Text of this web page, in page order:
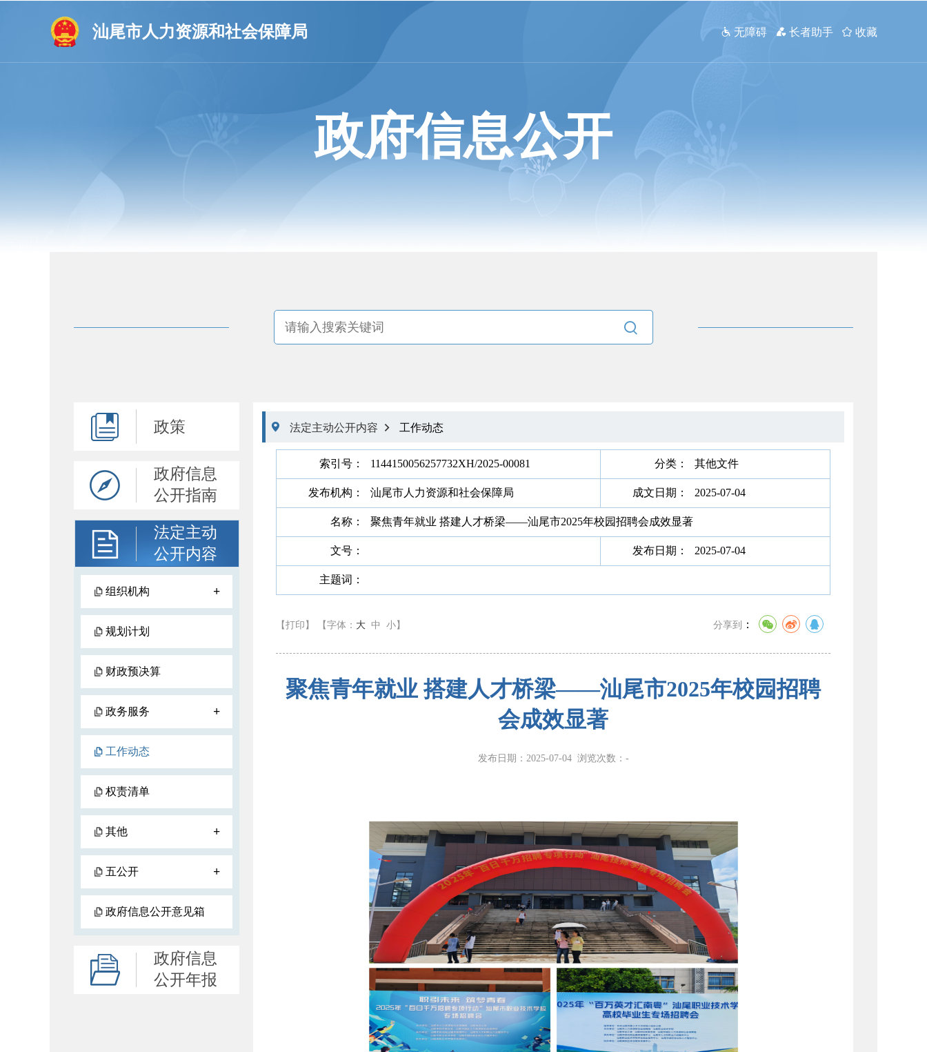
汕尾市人力资源和社会保障局  无障碍  长者助手  收藏
政府信息公开

政策
政府信息
公开指南
法定主动
公开内容
组织机构 +
规划计划
财政预决算
政务服务 +
工作动态
权责清单
其他 +
五公开 +
政府信息公开意见箱
政府信息
公开年报
 法定主动公开内容  工作动态
索引号： 1144150056257732XH/2025-00081 分类： 其他文件
发布机构： 汕尾市人力资源和社会保障局 成文日期： 2025-07-04
名称： 聚焦青年就业 搭建人才桥梁——汕尾市2025年校园招聘会成效显著
文号： 发布日期： 2025-07-04
主题词：
【打印】 【字体： 大 中 小 】 分享到 ：
聚焦青年就业 搭建人才桥梁——汕尾市2025年校园招聘
会成效显著
发布日期：2025-07-04 浏览次数： -